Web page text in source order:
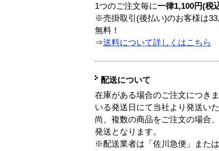
1つのご注文毎に一律1,100円(税
※売掛取引(後払い)のお客様は
無料！
⇒送料について詳しくはこちら
配送について
在庫がある場合のご注文につき
いる発送日にて当社より発送い
尚、複数の商品をご注文の場合
発送となります。
※配送業者は「佐川急便」また